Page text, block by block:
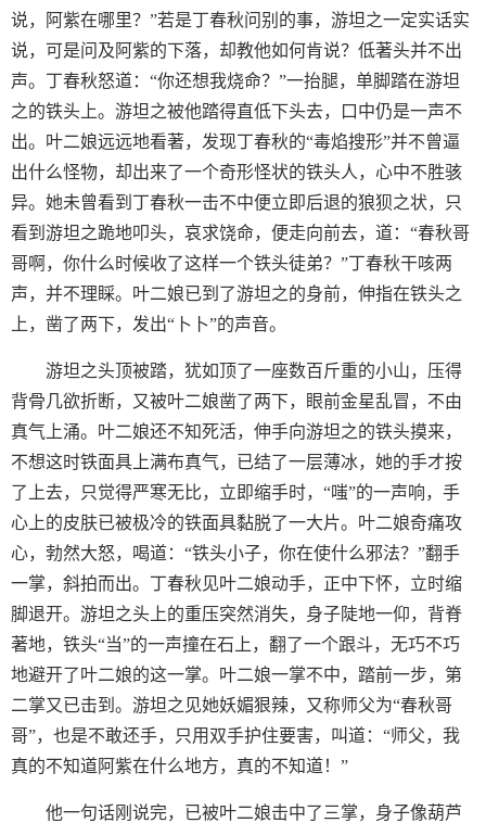
说，阿紫在哪里？”若是丁春秋问别的事，游坦之一定实话实
说，可是问及阿紫的下落，却教他如何肯说？低著头并不出
声。丁春秋怒道：“你还想我烧命？”一抬腿，单脚踏在游坦
之的铁头上。游坦之被他踏得直低下头去，口中仍是一声不
出。叶二娘远远地看著，发现丁春秋的“毒焰搜形”并不曾逼
出什么怪物，却出来了一个奇形怪状的铁头人，心中不胜骇
异。她未曾看到丁春秋一击不中便立即后退的狼狈之状，只
看到游坦之跪地叩头，哀求饶命，便走向前去，道：“春秋哥
哥啊，你什么时候收了这样一个铁头徒弟？”丁春秋干咳两
声，并不理睬。叶二娘已到了游坦之的身前，伸指在铁头之
上，凿了两下，发出“卜卜”的声音。
游坦之头顶被踏，犹如顶了一座数百斤重的小山，压得
背骨几欲折断，又被叶二娘凿了两下，眼前金星乱冒，不由
真气上涌。叶二娘还不知死活，伸手向游坦之的铁头摸来，
不想这时铁面具上满布真气，已结了一层薄冰，她的手才按
了上去，只觉得严寒无比，立即缩手时，“嗤”的一声响，手
心上的皮肤已被极冷的铁面具黏脱了一大片。叶二娘奇痛攻
心，勃然大怒，喝道：“铁头小子，你在使什么邪法？”翻手
一掌，斜拍而出。丁春秋见叶二娘动手，正中下怀，立时缩
脚退开。游坦之头上的重压突然消失，身子陡地一仰，背脊
著地，铁头“当”的一声撞在石上，翻了一个跟斗，无巧不巧
地避开了叶二娘的这一掌。叶二娘一掌不中，踏前一步，第
二掌又已击到。游坦之见她妖媚狠辣，又称师父为“春秋哥
哥”，也是不敢还手，只用双手护住要害，叫道：“师父，我
真的不知道阿紫在什么地方，真的不知道！”
他一句话刚说完，已被叶二娘击中了三掌，身子像葫芦